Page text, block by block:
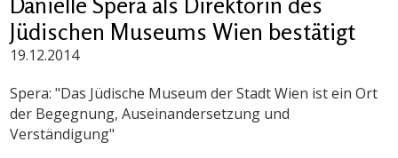
Jüdischen Museums Wien bestätigt
19.12.2014
Spera: "Das Jüdische Museum der Stadt Wien ist ein Ort
der Begegnung, Auseinandersetzung und
Verständigung"